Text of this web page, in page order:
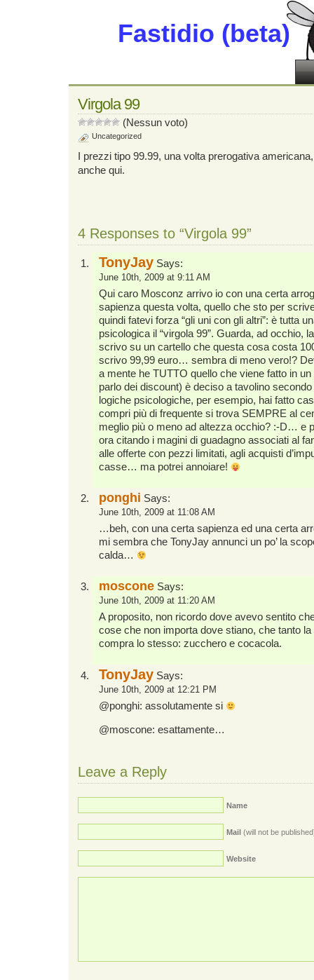
Fastidio (beta)
Virgola 99
(Nessun voto)
Uncategorized
I prezzi tipo 99.99, una volta prerogativa
anche qui.
4 Responses to “Virgola 99”
TonyJay Says:
June 10th, 2009 at 9:11 AM
Qui caro Mosconz arrivo io con una certa
sapienza questa volta, quello che sto per
quindi fatevi forza “gli uni con gli altri”: è tutta
psicologica il “virgola 99”. Guarda, ad occhio,
scrivo su un cartello che questa cosa costa
scrivo 99,99 euro… sembra di meno vero!?
a mente he TUTTO quello che viene fatto in
parlo dei discount) è deciso a tavolino
logiche psicologiche, per esempio, hai fatto
compri più di frequente si trova SEMPRE al
meglio più o meno ad altezza occhio? :-D… e
ora citando i magini di guadagno associati al
alle offerte con pezzi limitati, agli acquisti
casse… ma potrei annoiare!
ponghi Says:
June 10th, 2009 at 11:08 AM
…beh, con una certa sapienza ed una certa
mi sembra che TonyJay annunci un po’ la
calda…
moscone Says:
June 10th, 2009 at 11:20 AM
A proposito, non ricordo dove avevo sentito
cose che non importa dove stiano, che tanto
compra lo stesso: zucchero e cocacola.
TonyJay Says:
June 10th, 2009 at 12:21 PM
@ponghi: assolutamente si
@moscone: esattamente…
Leave a Reply
Name
Mail (will not be
Website